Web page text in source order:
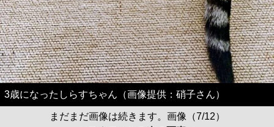
3歳になったしらすちゃん（画像提供：硝子さん）
まだまだ画像は続きます。画像（7/12）